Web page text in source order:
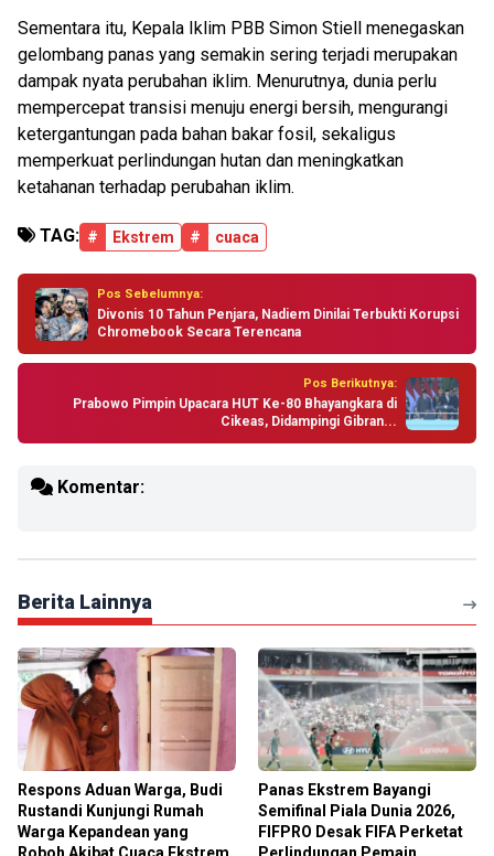
Sementara itu, Kepala Iklim PBB Simon Stiell menegaskan
gelombang panas yang semakin sering terjadi merupakan
dampak nyata perubahan iklim. Menurutnya, dunia perlu
mempercepat transisi menuju energi bersih, mengurangi
ketergantungan pada bahan bakar fosil, sekaligus
memperkuat perlindungan hutan dan meningkatkan
ketahanan terhadap perubahan iklim.
TAG: # Ekstrem # cuaca
Pos Sebelumnya:
Divonis 10 Tahun Penjara, Nadiem Dinilai Terbukti Korupsi
Chromebook Secara Terencana
Pos Berikutnya:
Prabowo Pimpin Upacara HUT Ke-80 Bhayangkara di
Cikeas, Didampingi Gibran...
Komentar:
Berita Lainnya
Respons Aduan Warga, Budi
Rustandi Kunjungi Rumah
Warga Kepandean yang
Panas Ekstrem Bayangi
Semifinal Piala Dunia 2026,
FIFPRO Desak FIFA Perketat